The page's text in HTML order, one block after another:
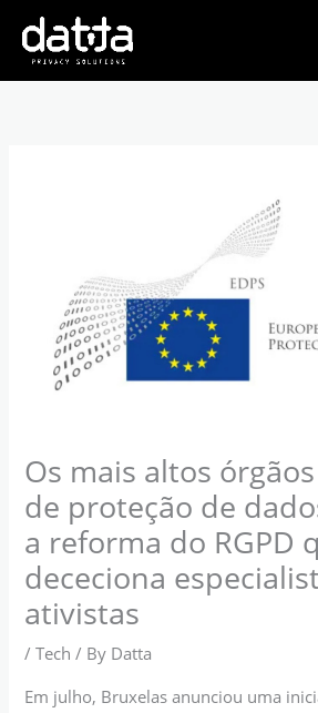
Os mais altos
de proteção de
a reforma do RGPD
dececiona
ativistas
/Tech / By Datta
Em julho, Bruxelas anunciou uma